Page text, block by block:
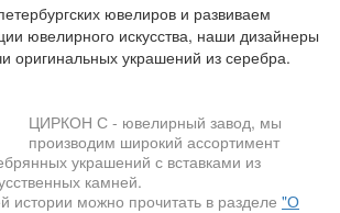
ювелиров и развиваем
ювелирного искусства, наши дизайнеры
оригинальных украшений из серебра.
ЦИРКОН С - ювелирный завод, мы
производим широкий ассортимент
украшений с вставками из
камней.
истории можно прочитать в разделе "О